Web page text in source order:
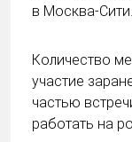
в Москва-Сити.
Количество
участие
частью
работать на